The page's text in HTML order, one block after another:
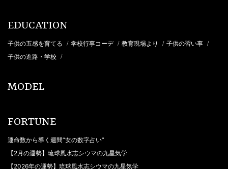
EDUCATION
子供の五感を育てる / 学校行事コーデ / 教育現場より / 子供の習い事 /
子供の進路・学校 /
MODEL
FORTUNE
運命数から導く週間“女の数字占い”
【2月の運勢】琉球風水志シウマの九星気学
【2026年の運勢】琉球風水志シウマの九星気学